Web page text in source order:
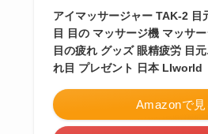
アイマッサージャー TAK-2 目
目 目の マッサージ機 マッサ
目の疲れ グッズ 眼精疲労 目
れ目 プレゼント 日本 LIworld
Amazonで見